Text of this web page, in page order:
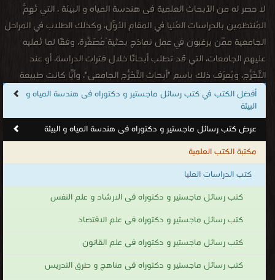
اضف كتاب
لا حصر له من الأبحاث العلمية فى هندسة المياه و البيئة ، التي تُهِمُّ
المُنتظمين بالدراسات العُليا في المقام الأوَّل، وكذلك الطلاب في المراحل
الجامعية ممَّن يرغبون في عمل نماذج بحثية ُمُصَغَّرة، وفقًا لما تُمليه
عليهم الجامعات، التي قد تطلب أبحاثًا خلال فترات الدراسة، أو عند
التَّخَرُّج، ويُعرَف ذلك باسم "أبحاث التَّخَرُّج الجامعي"، وأيًّا كانت طبيعة
الأبحاث المُراد تنفيذها، فإن قسم رسائل ماجستير و دكتوراه فى هندسة
المياه و البيئة زاخر بجميع ما يحتاج إليه الباحثون والباحثات فى هندسة
المياه و البيئة.
كتب رسائل ماجستير و دكتوراه فى هندسة المياه و البيئة
أفضل الكتب في كتب رسائل ماجستير و دكتوراه فى هندسة المياه و
البيئة
عرض كتب رسائل ماجستير و دكتوراه فى هندسة المياه و البيئة
مكتبة الكتب العلمية
كتب الدراسات العليا
كتب رسائل ماجستير و دكتوراه فى الارشاد و علم النفس
كتب رسائل ماجستير و دكتوراه فى علم الاقتصاد
كتب رسائل ماجستير و دكتوراه فى علم القانون
كتب رسائل ماجستير و دكتوراه فى مناهج و طرق التدريس